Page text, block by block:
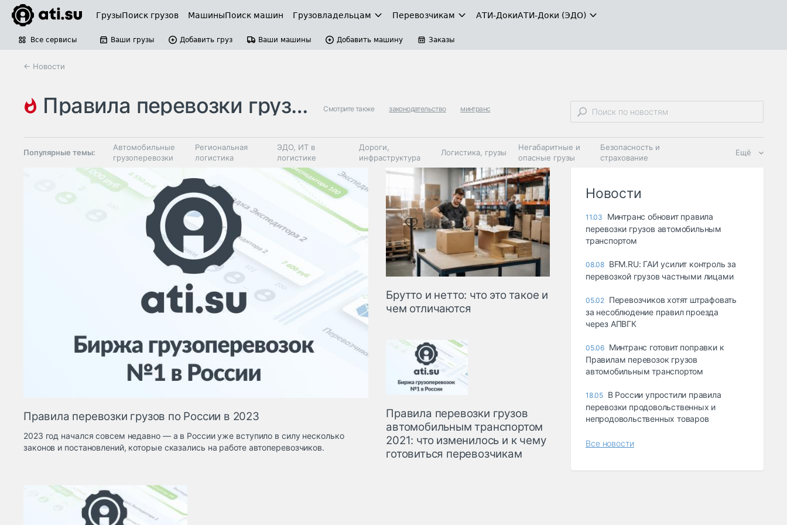
ГрузыПоиск грузов МашиныПоиск машин Грузовладельцам Перевозчикам АТИ-ДокиАТИ-Доки (ЭДО)
Все сервисы Ваши грузы Добавить груз Ваши машины Добавить машину Заказы
← Новости
правила перевозки грузов Смотрите также законодательство минтранс
весогабаритный контроль
Популярные темы:
Автомобильные
грузоперевозки
Региональная
логистика
ЭДО, ИТ в
логистике
Дороги,
инфраструктура
Логистика, грузы
Негабаритные и
опасные грузы
Безопасность и
страхование
Таможня и ВЭД
грузовые
терминалы
Коммерческий
транспорт
Спецтехника
Автосервис,
запчасти, шины
Топливо, масла и
автохимия
Ещё
Правила перевозки грузов по России в 2023
2023 год начался совсем недавно — а в России уже вступило в силу несколько
законов и постановлений, которые сказались на работе автоперевозчиков.
Брутто и нетто: что это такое и
чем отличаются
Правила перевозки грузов
автомобильным транспортом
2021: что изменилось и к чему
готовиться перевозчикам
Новости
11.03
Минтранс обновит правила
перевозки грузов автомобильным
транспортом
08.08 BFM.RU: ГАИ усилит контроль за
перевозкой грузов частными лицами
05.02 Перевозчиков хотят штрафовать
за несоблюдение правил проезда
через АПВГК
05.06 Минтранс готовит поправки к
Правилам перевозок грузов
автомобильным транспортом
18.05 В России упростили правила
перевозки продовольственных и
непродовольственных товаров
Все новости